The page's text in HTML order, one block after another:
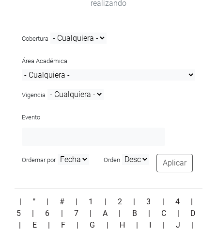
realizando
Cobertura
Área Académica
Vigencia
Evento
Ordernar por Orden Aplicar
| " | # | 1 | 2 |3 | 4
|
5
| 6 | 7 |A | B | C | D
| E | F | G | H | I | J
|